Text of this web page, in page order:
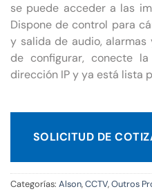
se puede acceder a las
Dispone de control para
y salida de audio,
de configurar, conecte
dirección IP y ya está lista
SOLICITUD DE
Categorías: Alson,CCTV,Outros